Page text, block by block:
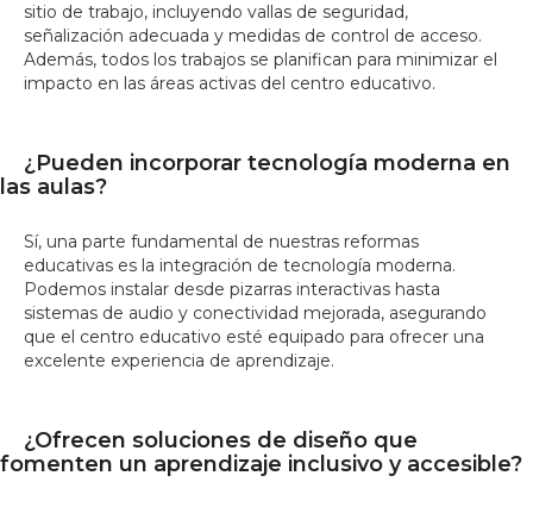
sitio de trabajo, incluyendo vallas de seguridad,
señalización adecuada y medidas de control de acceso.
Además, todos los trabajos se planifican para minimizar el
impacto en las áreas activas del centro educativo.
¿Pueden incorporar tecnología moderna en
las aulas?
Sí, una parte fundamental de nuestras reformas
educativas es la integración de tecnología moderna.
Podemos instalar desde pizarras interactivas hasta
sistemas de audio y conectividad mejorada, asegurando
que el centro educativo esté equipado para ofrecer una
excelente experiencia de aprendizaje.
¿Ofrecen soluciones de diseño que
fomenten un aprendizaje inclusivo y accesible?